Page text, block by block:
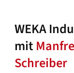
WEKA
mit
Schreiber